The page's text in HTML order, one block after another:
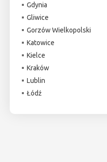
Gdynia
Gliwice
Gorzów Wielkopolski
Katowice
Kielce
Kraków
Lublin
Łódź